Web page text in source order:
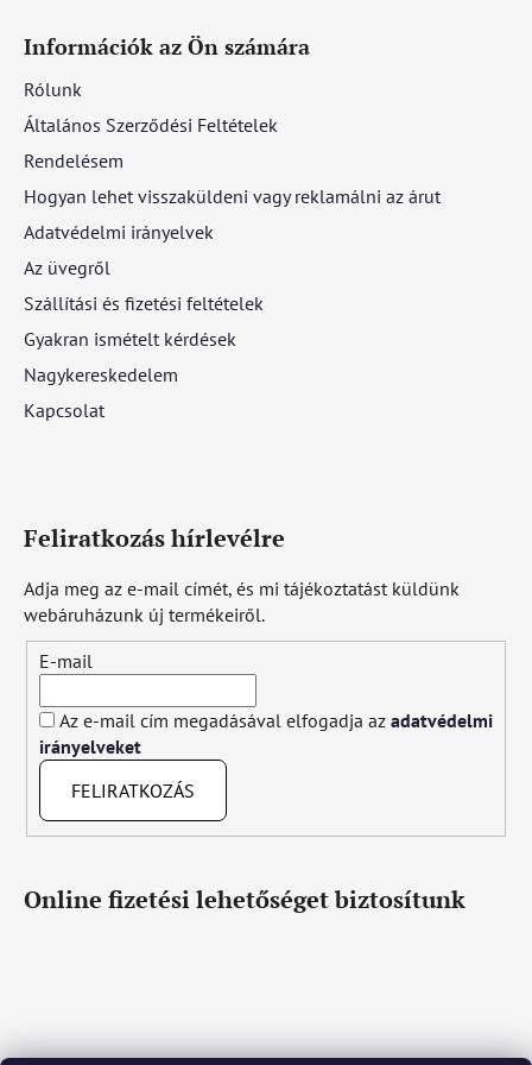
Információk az Ön számára
Rólunk
Általános Szerződési Feltételek
Rendelésem
Hogyan lehet visszaküldeni vagy reklamálni az árut
Adatvédelmi irányelvek
Az üvegről
Szállítási és fizetési feltételek
Gyakran ismételt kérdések
Nagykereskedelem
Kapcsolat
Feliratkozás hírlevélre
Adja meg az e-mail címét, és mi tájékoztatást küldünk
webáruházunk új termékeiről.
E-mail
Az e-mail cím megadásával elfogadja az adatvédelmi
irányelveket
FELIRATKOZÁS
Online fizetési lehetőséget biztosítunk